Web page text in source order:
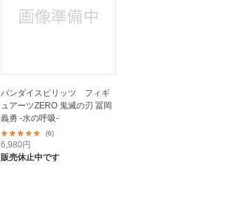
バンダイスピリッツ フィギ
ュアーツZERO 鬼滅の刃 冨岡
義勇 -水の呼吸-
(6)
6,980円
販売休止中です